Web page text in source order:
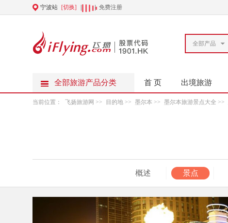
宁波站 [切换] 免费注册
全部产品
全部旅游产品分类 首 页 出境旅游
当前位置： 飞扬旅游网 >> 目的地 >> 墨尔本 >> 墨尔本旅游景点大全 >>
概述 景点